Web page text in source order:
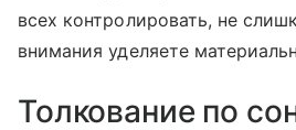
всех контролировать, не
внимания уделяете
Толкование по